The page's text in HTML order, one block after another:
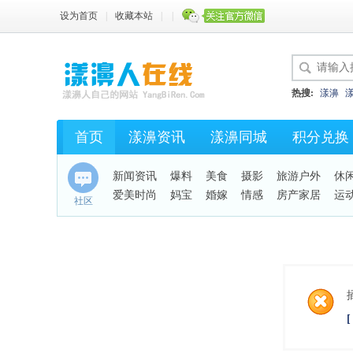
设为首页 收藏本站
热搜: 漾濞
首页 漾濞资讯 漾濞同城 积分兑换
社区
新闻资讯 爆料 美食 摄影 旅游户外
休
爱美时尚
妈宝 婚嫁 情感 房产家居 运